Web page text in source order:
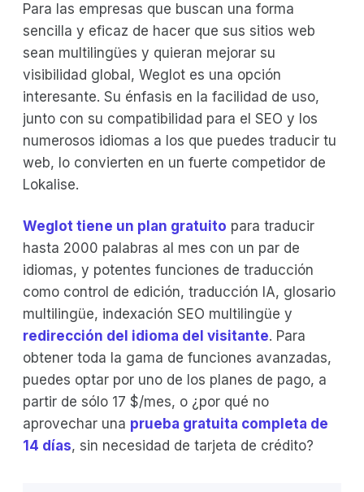
Para las empresas que buscan una forma
sencilla y eficaz de hacer que sus sitios web
sean multilingües y quieran mejorar su
visibilidad global, Weglot es una opción
interesante. Su énfasis en la facilidad de uso,
junto con su compatibilidad para el SEO y los
numerosos idiomas a los que puedes traducir tu
web, lo convierten en un fuerte competidor de
Lokalise.
Weglot tiene un plan gratuito para traducir
hasta 2000 palabras al mes con un par de
idiomas, y potentes funciones de traducción
como control de edición, traducción IA, glosario
multilingüe, indexación SEO multilingüe y
redirección del idioma del visitante. Para
obtener toda la gama de funciones avanzadas,
puedes optar por uno de los planes de pago, a
partir de sólo 17 $/mes, o ¿por qué no
aprovechar una prueba gratuita completa de
14 días, sin necesidad de tarjeta de crédito?